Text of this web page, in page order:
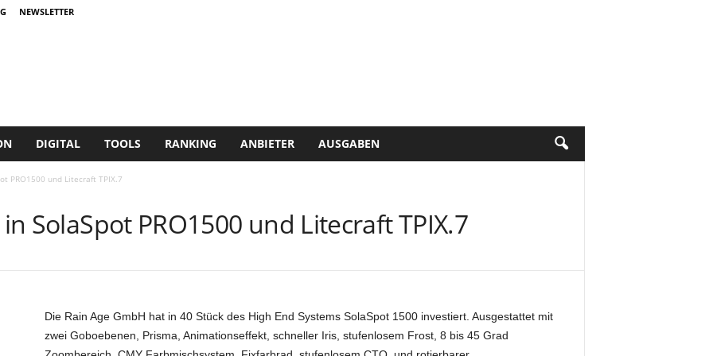
NEWSLETTER
DIGITAL TOOLS RANKING ANBIETER AUSGABEN
PRO1500 und Litecraft TPIX.7
SolaSpot PRO1500 und Litecraft TPIX.7
Die Rain Age GmbH hat in 40 Stück des High End Systems SolaSpot 1500 investiert. Ausgestattet mit
zwei Goboebenen, Prisma, Animationseffekt, schneller Iris, stufenlosem Frost, 8 bis 45 Grad